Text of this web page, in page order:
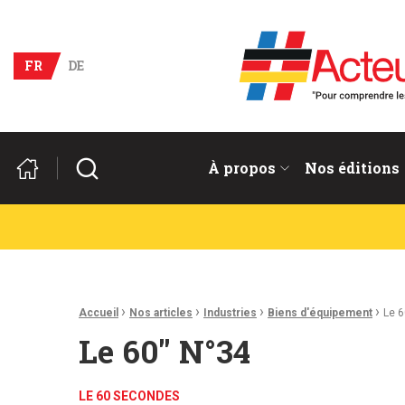
Acteurs du franco-allemand
FR
DE
À propos Nos éditions
Rechercher
Fil d'Ariane :
Accueil › Nos articles › Industries › Biens d'équipement › Le
Le 60″ N°34
LE 60 SECONDES